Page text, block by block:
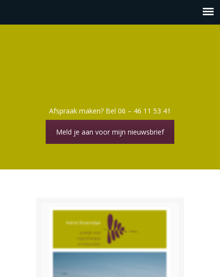
Afspraak maken? Bel 06 – 46 11 53 41
Meld je aan voor mijn nieuwsbrief